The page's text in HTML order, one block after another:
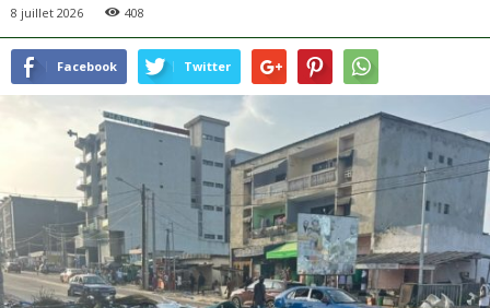
8 juillet 2026 408
Facebook Twitter